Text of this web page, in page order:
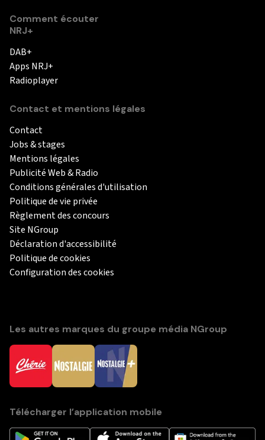
Comment écouter
NRJ+
DAB+
Apps NRJ+
Radioplayer
Contact et mentions légales
Contact
Jobs & stages
Mentions légales
Publicité Web & Radio
Conditions générales d'utilisation
Politique de vie privée
Règlement des concours
Site NGroup
Déclaration d'accessibilité
Politique de cookies
Configuration des cookies
Les autres marques du groupe média NGroup
Télécharger l’application mobile